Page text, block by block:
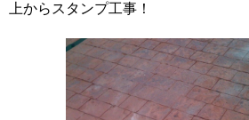
上からスタンプ工事！